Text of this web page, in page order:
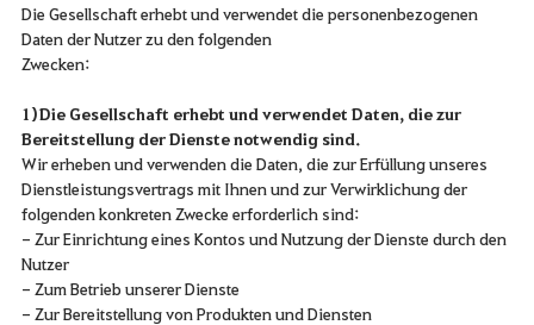
Die Gesellschaft erhebt und verwendet die personenbezogenen
Daten der Nutzer zu den folgenden
Zwecken:
1) Die Gesellschaft erhebt und verwendet Daten, die zur
Bereitstellung der Dienste notwendig sind.
Wir erheben und verwenden die Daten, die zur Erfüllung unseres
Dienstleistungsvertrags mit Ihnen und zur Verwirklichung der
folgenden konkreten Zwecke erforderlich sind:
- Zur Einrichtung eines Kontos und Nutzung der Dienste durch den
Nutzer
- Zum Betrieb unserer Dienste
- Zur Bereitstellung von Produkten und Diensten